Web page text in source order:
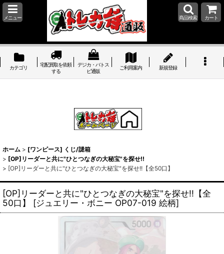
メニュー 商品検索 カート
カテゴリ
宅配買取を依頼
する
デジカ・バトス
ピ通販
ご利用案内 新規登録
ホーム > [ワンピース] くじ/謎箱
> [OP]リーダーと共に"ひとつなぎの大秘宝"を探せ!!
> [OP]リーダーと共に"ひとつなぎの大秘宝"を探せ!!【全50口】
[OP]リーダーと共に"ひとつなぎの大秘宝"を探せ!!【全
50口】
[ジュエリー・ボニー OP07-019 絵柄]